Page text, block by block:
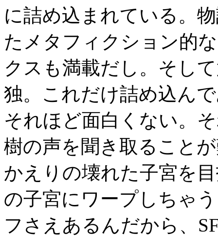
に詰め込まれている。
たメタフィクション的
クスも満載だし。そし
独。これだけ詰め込ん
それほど面白くない。
樹の声を聞き取ること
かえりの壊れた子宮を
の子宮にワープしちゃ
フさえあるんだから、